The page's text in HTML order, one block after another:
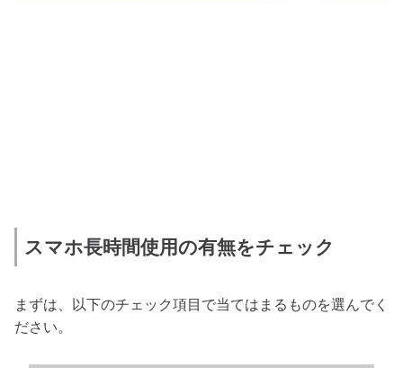
スマホ長時間使用の有無をチェック
まずは、以下のチェック項目で当てはまるものを選んでく
ださい。